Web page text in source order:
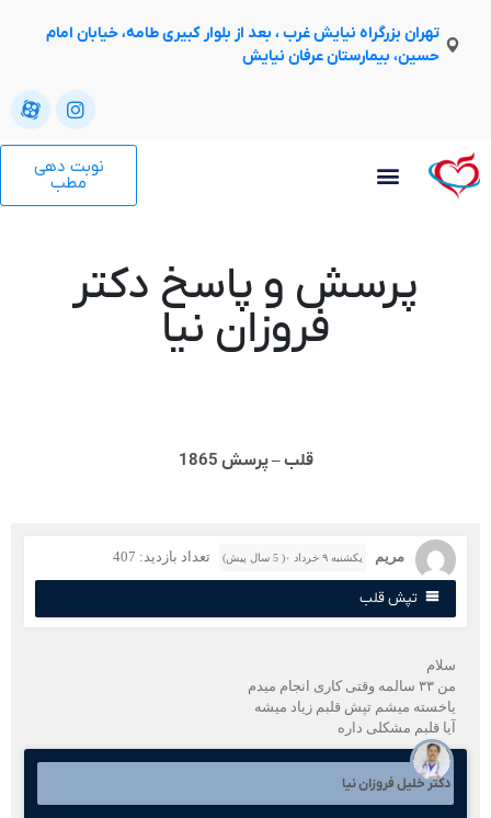
تهران بزرگراه نیایش غرب ، بعد از بلوار کبیری طامه، خیابان امام
حسین، بیمارستان عرفان نیایش
نوبت دهی
پرسش و پاسخ دکتر
فروزان نیا
قلب – پرسش 1865
مریم یکشنبه ۹ خرداد ۰( 5 سال پیش) تعداد بازدید: 407
تپش قلب
میشم تپش قلبم زیاد میشه
قلبم مشکلی داره
دکتر خلیل فروزان نیا